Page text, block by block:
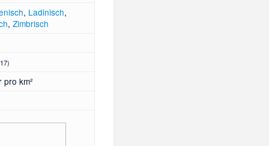
, Ladinisch,
,Zimbrisch
km²